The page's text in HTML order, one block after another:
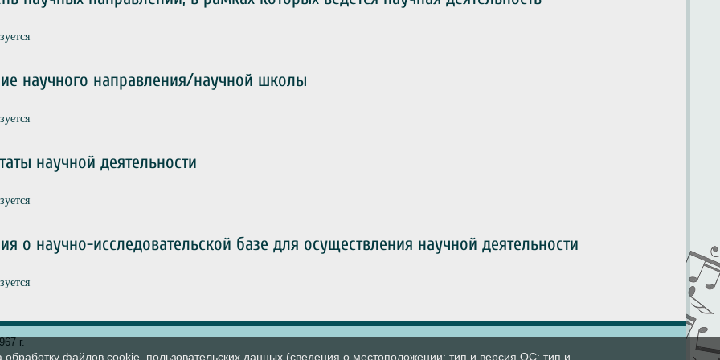
научного направления/научной школы
научной деятельности
о научно-исследовательской базе для осуществления научной деятельности
г.
файлов cookie, пользовательских данных (сведения о местоположении; тип и версия ОС; тип и